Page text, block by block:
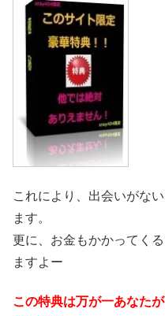
これにより、出会いがな
ます。
更に、お金もかかってく
ますよー
この特典は万が一あなた